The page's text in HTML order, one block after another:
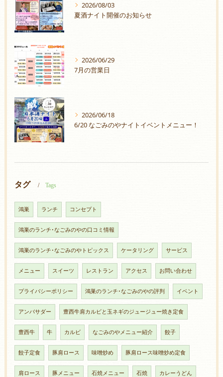
2026/08/03
夏酒ナイト開催のお知らせ
2026/06/29
7月の営業日
2026/06/18
6/20 なごみのやナイトイベントメニュー！
タグ Tags
鴻巣 ランチ コンセプト
鴻巣のランチ･なごみのやの口コミ情報
鴻巣のランチ･なごみのやトピックス ケータリング サービス
メニュー スイーツ レストラン アクセス お問い合わせ
プライバシーポリシー 鴻巣のランチ･なごみのやの評判 イベント
アンバサダー 豊西牛肩カルビと玉ネギのジュージュー焼き定食
豊西牛 牛 カルビ なごみのやメニュー紹介 餃子
餃子定食 豚肩ロース 味噌炒め 豚肩ロース味噌炒め定食
肩ロース 豚メニュー 石焼メニュー 石焼 カレーうどん